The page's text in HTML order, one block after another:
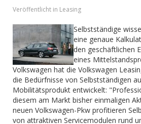
Veröffentlicht in Leasing
Selbstständige
eine genaue
den geschäftlichen
eines
Volkswagen hat die Volkswagen
die Bedürfnisse von Selbstständigen
Mobilitätsprodukt entwickelt:
diesem am Markt bisher einmaligen
neuen Volkswagen-Pkw profitieren
von attraktiven Servicemodulen rund